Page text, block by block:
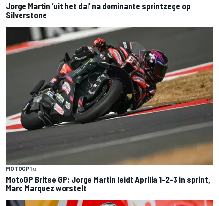
Jorge Martin ‘uit het dal’ na dominante sprintzege op
Silverstone
MOTOGP1 u
MotoGP Britse GP: Jorge Martin leidt Aprilia 1-2-3 in sprint,
Marc Marquez worstelt